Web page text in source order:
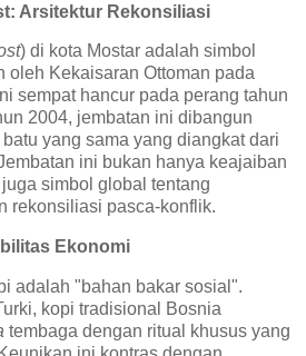
Arsitektur Rekonsiliasi
) di kota Mostar adalah simbol
oleh Kekaisaran Ottoman pada
sempat hancur pada perang tahun
2004, jembatan ini dibangun
yang sama yang diangkat dari
ini bukan hanya keajaiban
simbol global tentang
rekonsiliasi pasca-konflik.
Ekonomi
adalah "bahan bakar sosial".
kopi tradisional Bosnia
tembaga dengan ritual khusus yang